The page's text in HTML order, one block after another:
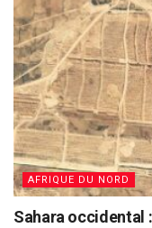
AFRIQUE DU NORD
Sahara occidental